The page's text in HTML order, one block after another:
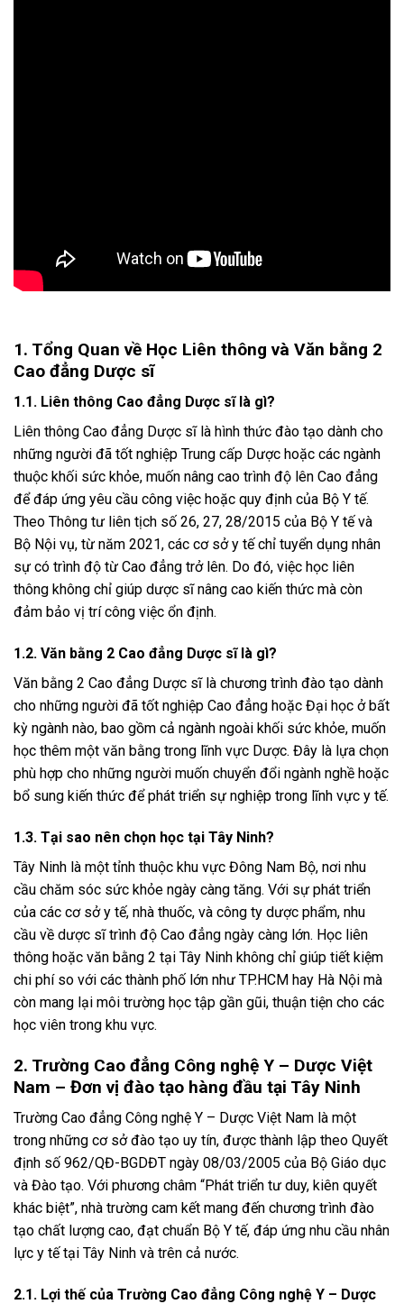
1. Tổng Quan về Học Liên thông và Văn bằng 2
Cao đẳng Dược sĩ
1.1. Liên thông Cao đẳng Dược sĩ là gì?
Liên thông Cao đẳng Dược sĩ là hình thức đào tạo dành cho
những người đã tốt nghiệp Trung cấp Dược hoặc các ngành
thuộc khối sức khỏe, muốn nâng cao trình độ lên Cao đẳng
để đáp ứng yêu cầu công việc hoặc quy định của Bộ Y tế.
Theo Thông tư liên tịch số 26, 27, 28/2015 của Bộ Y tế và
Bộ Nội vụ, từ năm 2021, các cơ sở y tế chỉ tuyển dụng nhân
sự có trình độ từ Cao đẳng trở lên. Do đó, việc học liên
thông không chỉ giúp dược sĩ nâng cao kiến thức mà còn
đảm bảo vị trí công việc ổn định.
1.2. Văn bằng 2 Cao đẳng Dược sĩ là gì?
Văn bằng 2 Cao đẳng Dược sĩ là chương trình đào tạo dành
cho những người đã tốt nghiệp Cao đẳng hoặc Đại học ở bất
kỳ ngành nào, bao gồm cả ngành ngoài khối sức khỏe, muốn
học thêm một văn bằng trong lĩnh vực Dược. Đây là lựa chọn
phù hợp cho những người muốn chuyển đổi ngành nghề hoặc
bổ sung kiến thức để phát triển sự nghiệp trong lĩnh vực y tế.
1.3. Tại sao nên chọn học tại Tây Ninh?
Tây Ninh là một tỉnh thuộc khu vực Đông Nam Bộ, nơi nhu
cầu chăm sóc sức khỏe ngày càng tăng. Với sự phát triển
của các cơ sở y tế, nhà thuốc, và công ty dược phẩm, nhu
cầu về dược sĩ trình độ Cao đẳng ngày càng lớn. Học liên
thông hoặc văn bằng 2 tại Tây Ninh không chỉ giúp tiết kiệm
chi phí so với các thành phố lớn như TP.HCM hay Hà Nội mà
còn mang lại môi trường học tập gần gũi, thuận tiện cho các
học viên trong khu vực.
2. Trường Cao đẳng Công nghệ Y – Dược Việt
Nam – Đơn vị đào tạo hàng đầu tại Tây Ninh
Trường Cao đẳng Công nghệ Y – Dược Việt Nam là một
trong những cơ sở đào tạo uy tín, được thành lập theo Quyết
định số 962/QĐ-BGDĐT ngày 08/03/2005 của Bộ Giáo dục
và Đào tạo. Với phương châm “Phát triển tư duy, kiên quyết
khác biệt”, nhà trường cam kết mang đến chương trình đào
tạo chất lượng cao, đạt chuẩn Bộ Y tế, đáp ứng nhu cầu nhân
lực y tế tại Tây Ninh và trên cả nước.
2.1. Lợi thế của Trường Cao đẳng Công nghệ Y – Dược